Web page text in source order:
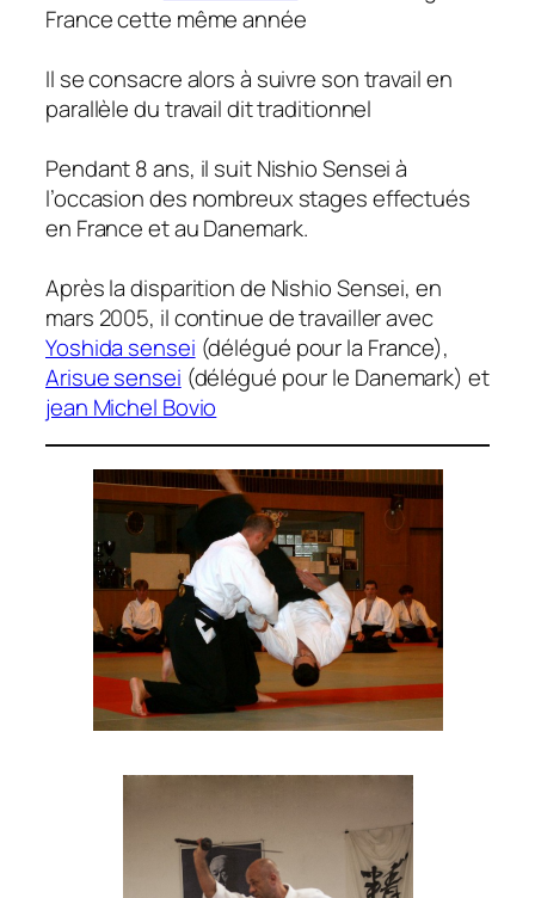
France cette même année
Il se consacre alors à suivre son travail en
parallèle du travail dit traditionnel
Pendant 8 ans, il suit Nishio Sensei à
l’occasion des nombreux stages effectués
en France et au Danemark.
Après la disparition de Nishio Sensei, en
mars 2005, il continue de travailler avec
Yoshida sensei (délégué pour la France),
Arisue sensei (délégué pour le Danemark) et
jean Michel Bovio